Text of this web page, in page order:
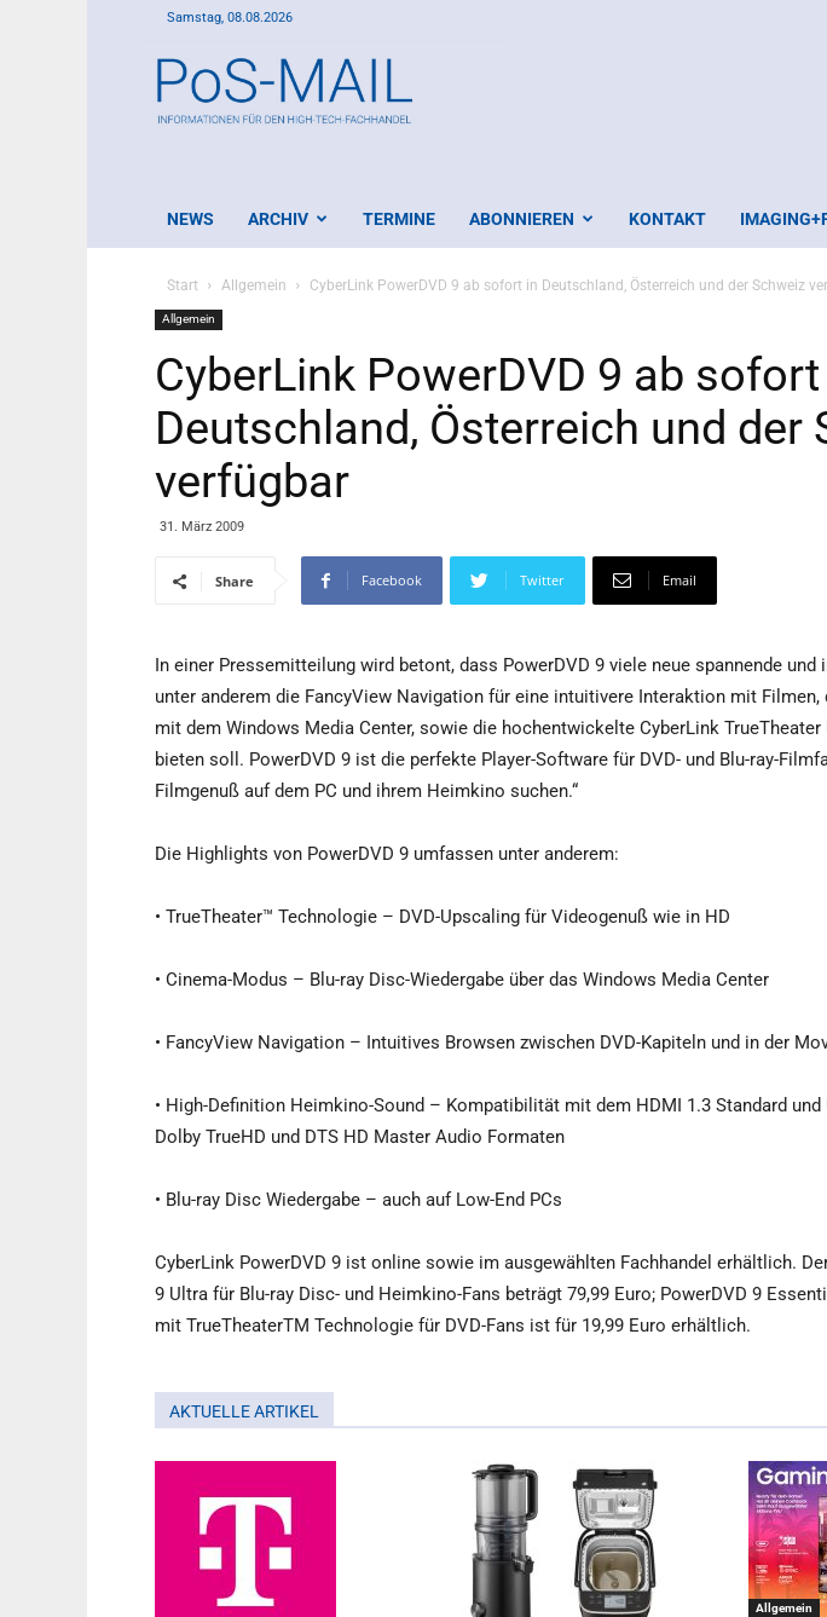
Samstag, 08.08.2026
Mail
NEWS ARCHIV TERMINE ABONNIEREN KONTAKT
Start Allgemein CyberLink PowerDVD 9 ab sofort in Deutschland, Österreich und der Schweiz
Allgemein
CyberLink PowerDVD 9 ab
Deutschland, Österreich und der
verfügbar
31. März 2009
Share Facebook Twitter Email
In einer Pressemitteilung wird betont, dass PowerDVD 9 viele neue spannende und
unter anderem die FancyView Navigation für eine intuitivere Interaktion mit
mit dem Windows Media Center, sowie die hochentwickelte CyberLink
bieten soll. PowerDVD 9 ist die perfekte Player-Software für DVD- und Blu-ray-
Filmgenuß auf dem PC und ihrem Heimkino suchen.“
Die Highlights von PowerDVD 9 umfassen unter anderem:
• TrueTheater™ Technologie – DVD-Upscaling für Videogenuß wie in HD
• Cinema-Modus – Blu-ray Disc-Wiedergabe über das Windows Media Center
• FancyView Navigation – Intuitives Browsen zwischen DVD-Kapiteln und in der
• High-Definition Heimkino-Sound – Kompatibilität mit dem HDMI 1.3 Standard
Dolby TrueHD und DTS HD Master Audio Formaten
• Blu-ray Disc Wiedergabe – auch auf Low-End PCs
CyberLink PowerDVD 9 ist online sowie im ausgewählten Fachhandel erhältlich.
9 Ultra für Blu-ray Disc- und Heimkino-Fans beträgt 79,99 Euro; PowerDVD 9
mit TrueTheaterTM Technologie für DVD-Fans ist für 19,99 Euro erhältlich.
AKTUELLE ARTIKEL
Allgemein